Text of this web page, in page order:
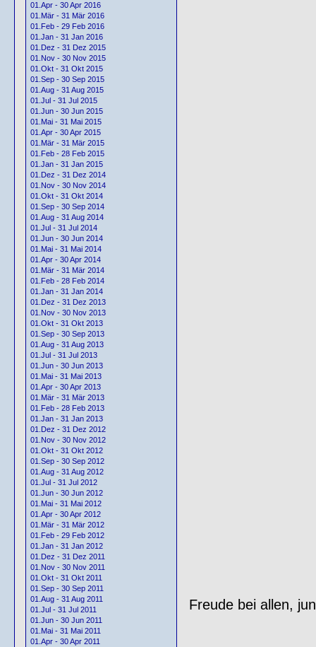
01.Apr - 30 Apr 2016
01.Mär - 31 Mär 2016
01.Feb - 29 Feb 2016
01.Jan - 31 Jan 2016
01.Dez - 31 Dez 2015
01.Nov - 30 Nov 2015
01.Okt - 31 Okt 2015
01.Sep - 30 Sep 2015
01.Aug - 31 Aug 2015
01.Jul - 31 Jul 2015
01.Jun - 30 Jun 2015
01.Mai - 31 Mai 2015
01.Apr - 30 Apr 2015
01.Mär - 31 Mär 2015
01.Feb - 28 Feb 2015
01.Jan - 31 Jan 2015
01.Dez - 31 Dez 2014
01.Nov - 30 Nov 2014
01.Okt - 31 Okt 2014
01.Sep - 30 Sep 2014
01.Aug - 31 Aug 2014
01.Jul - 31 Jul 2014
01.Jun - 30 Jun 2014
01.Mai - 31 Mai 2014
01.Apr - 30 Apr 2014
01.Mär - 31 Mär 2014
01.Feb - 28 Feb 2014
01.Jan - 31 Jan 2014
01.Dez - 31 Dez 2013
01.Nov - 30 Nov 2013
01.Okt - 31 Okt 2013
01.Sep - 30 Sep 2013
01.Aug - 31 Aug 2013
01.Jul - 31 Jul 2013
01.Jun - 30 Jun 2013
01.Mai - 31 Mai 2013
01.Apr - 30 Apr 2013
01.Mär - 31 Mär 2013
01.Feb - 28 Feb 2013
01.Jan - 31 Jan 2013
01.Dez - 31 Dez 2012
01.Nov - 30 Nov 2012
01.Okt - 31 Okt 2012
01.Sep - 30 Sep 2012
01.Aug - 31 Aug 2012
01.Jul - 31 Jul 2012
01.Jun - 30 Jun 2012
01.Mai - 31 Mai 2012
01.Apr - 30 Apr 2012
01.Mär - 31 Mär 2012
01.Feb - 29 Feb 2012
01.Jan - 31 Jan 2012
01.Dez - 31 Dez 2011
01.Nov - 30 Nov 2011
01.Okt - 31 Okt 2011
01.Sep - 30 Sep 2011
01.Aug - 31 Aug 2011
01.Jul - 31 Jul 2011
01.Jun - 30 Jun 2011
01.Mai - 31 Mai 2011
01.Apr - 30 Apr 2011
Freude bei allen,